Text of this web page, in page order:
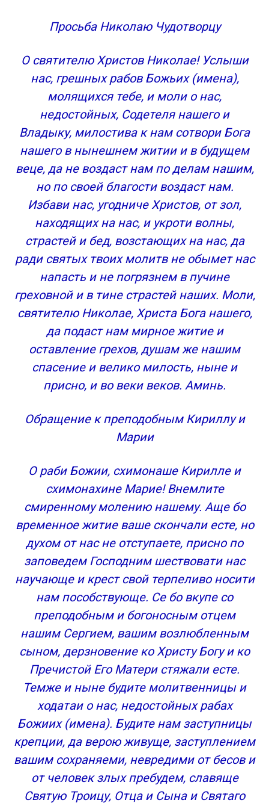
Просьба Николаю Чудотворцу
О святителю Христов Николае! Услыши
нас, грешных рабов Божьих (имена),
молящихся тебе, и моли о нас,
недостойных, Содетеля нашего и
Владыку, милостива к нам сотвори Бога
нашего в нынешнем житии и в будущем
веце, да не воздаст нам по делам нашим,
но по своей благости воздаст нам.
Избави нас, угодниче Христов, от зол,
находящих на нас, и укроти волны,
страстей и бед, возстающих на нас, да
ради святых твоих молитв не обымет нас
напасть и не погрязнем в пучине
греховной и в тине страстей наших. Моли,
святителю Николае, Христа Бога нашего,
да подаст нам мирное житие и
оставление грехов, душам же нашим
спасение и велико милость, ныне и
присно, и во веки веков. Аминь.
Обращение к преподобным Кириллу и
Марии
О раби Божии, схимонаше Кирилле и
схимонахине Марие! Внемлите
смиренному молению нашему. Аще бо
временное житие ваше скончали есте, но
духом от нас не отступаете, присно по
заповедем Господним шествовати нас
научающе и крест свой терпеливо носити
нам пособствующе. Се бо вкупе со
преподобным и богоносным отцем
нашим Сергием, вашим возлюбленным
сыном, дерзновение ко Христу Богу и ко
Пречистой Его Матери стяжали есте.
Темже и ныне будите молитвенницы и
ходатаи о нас, недостойных рабах
Божиих (имена). Будите нам заступницы
крепции, да верою живуще, заступлением
вашим сохраняеми, невредими от бесов и
от человек злых пребудем, славяще
Святую Троицу, Отца и Сына и Святаго